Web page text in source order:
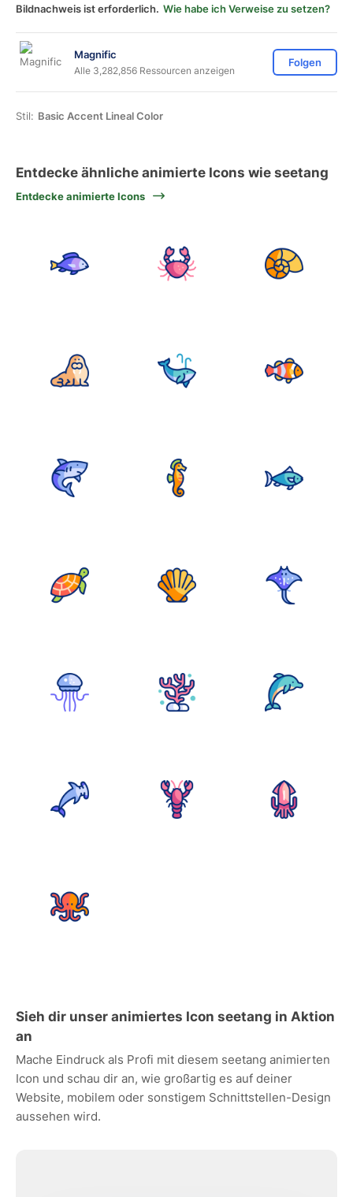
Bildnachweis ist erforderlich. Wie habe ich Verweise zu setzen?
Magnific
Alle 3,282,856 Ressourcen anzeigen
Folgen
Stil: Basic Accent Lineal Color
Entdecke ähnliche animierte Icons wie seetang
Entdecke animierte Icons
Sieh dir unser animiertes Icon seetang in Aktion
an
Mache Eindruck als Profi mit diesem seetang animierten
Icon und schau dir an, wie großartig es auf deiner
Website, mobilem oder sonstigem Schnittstellen-Design
aussehen wird.